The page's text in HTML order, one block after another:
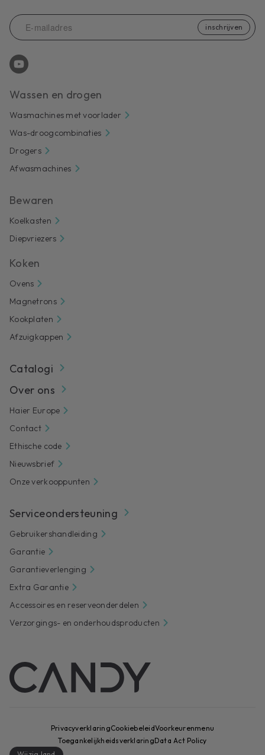
inschrijven
Wassen en drogen
Wasmachines met voorlader
Was-droogcombinaties
Drogers
Afwasmachines
Bewaren
Koelkasten
Diepvriezers
Koken
Ovens
Magnetrons
Kookplaten
Afzuigkappen
Catalogi
Over ons
Haier Europe
Contact
Ethische code
Nieuwsbrief
Onze verkooppunten
Serviceondersteuning
Gebruikershandleiding
Garantie
Garantieverlenging
Extra Garantie
Accessoires en reserveonderdelen
Verzorgings- en onderhoudsproducten
PrivacyverklaringCookiebeleidVoorkeurenmenu
ToegankelijkheidsverklaringData Act Policy